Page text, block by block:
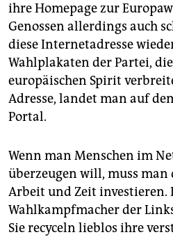
ihre Homepage zur
Genossen allerdings auch
diese Internetadresse
Wahlplakaten der Partei,
europäischen Spirit
Adresse, landet man auf
Portal.
Wenn man Menschen im
überzeugen will, muss
Arbeit und Zeit investieren.
Wahlkampfmacher der
Sie recyceln lieblos ihre